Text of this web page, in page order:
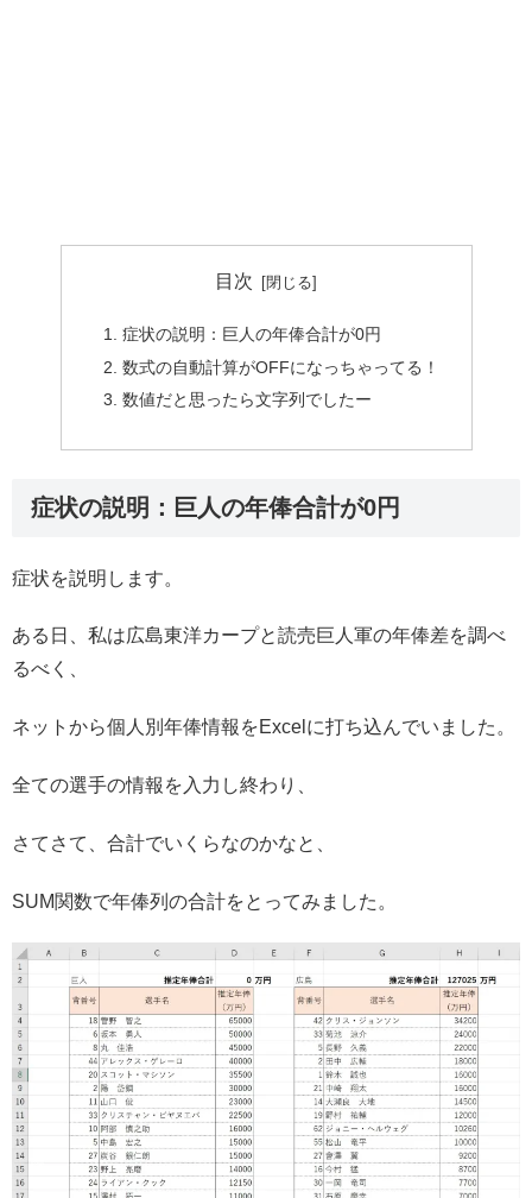
目次
症状の説明：巨人の年俸合計が0円
数式の自動計算がOFFになっちゃってる！
数値だと思ったら文字列でしたー
症状の説明：巨人の年俸合計が0円
症状を説明します。
ある日、私は広島東洋カープと読売巨人軍の年俸差を調べ
るべく、
ネットから個人別年俸情報をExcelに打ち込んでいました。
全ての選手の情報を入力し終わり、
さてさて、合計でいくらなのかなと、
SUM関数で年俸列の合計をとってみました。